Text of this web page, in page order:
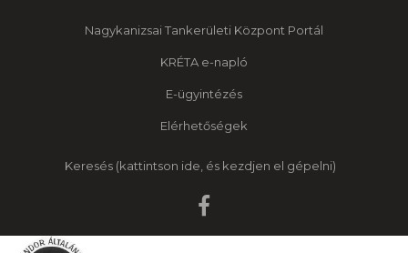
Nagykanizsai Tankerületi Központ Portál
KRÉTA e-napló
E-ügyintézés
Elérhetőségek
Keresés